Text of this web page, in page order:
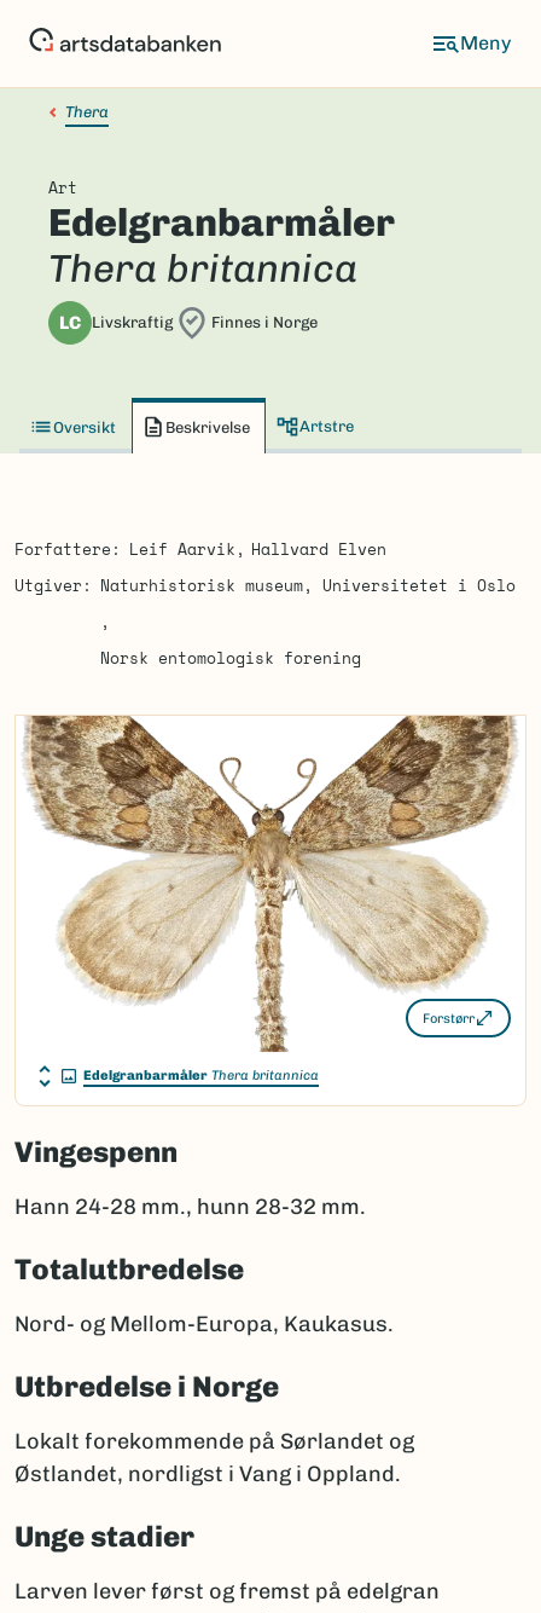
Thera
Art
Edelgranbarmåler
Thera britannica
LC Livskraftig Finnes i Norge
Oversikt Beskrivelse Artstre
Forfattere Leif Aarvik
Hallvard Elven
Utgiver
Naturhistorisk museum, Universitetet i Oslo
Norsk entomologisk forening
Forstørr
Edelgranbarmåler Thera britannica
Vingespenn
Hann 24-28 mm., hunn 28-32 mm.
Totalutbredelse
Nord- og Mellom-Europa, Kaukasus.
Utbredelse i Norge
Lokalt forekommende på Sørlandet og
Østlandet, nordligst i Vang i Oppland.
Unge stadier
Larven lever først og fremst på edelgran